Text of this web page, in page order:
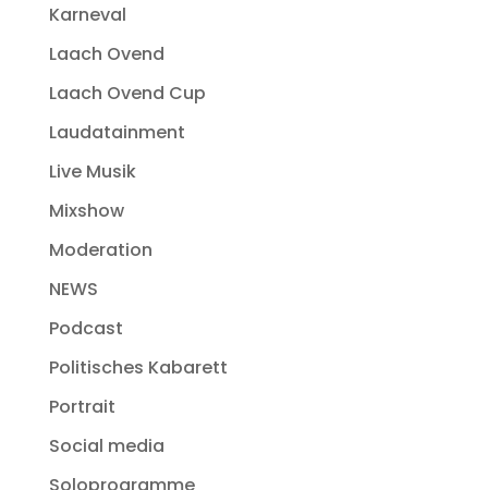
Karneval
Laach Ovend
Laach Ovend Cup
Laudatainment
Live Musik
Mixshow
Moderation
NEWS
Podcast
Politisches Kabarett
Portrait
Social media
Soloprogramme